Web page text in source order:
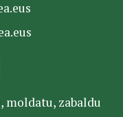
moldatu, zabaldu